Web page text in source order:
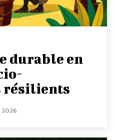
durable en
résilients
2026